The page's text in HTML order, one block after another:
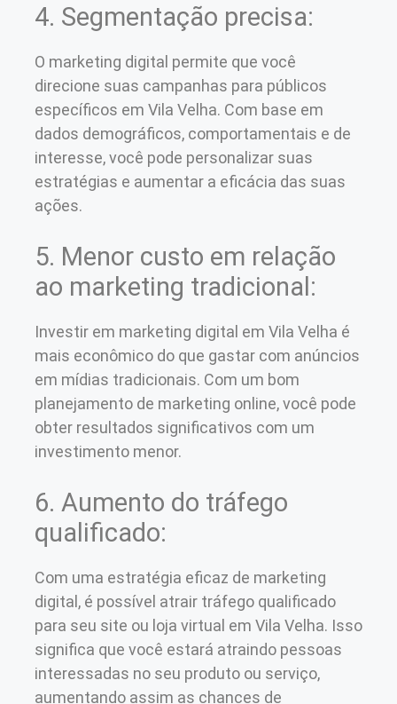
4. Segmentação precisa:
O marketing digital permite que você
direcione suas campanhas para públicos
específicos em Vila Velha. Com base em
dados demográficos, comportamentais e de
interesse, você pode personalizar suas
estratégias e aumentar a eficácia das suas
ações.
5. Menor custo em relação
ao marketing tradicional:
Investir em marketing digital em Vila Velha é
mais econômico do que gastar com anúncios
em mídias tradicionais. Com um bom
planejamento de marketing online, você pode
obter resultados significativos com um
investimento menor.
6. Aumento do tráfego
qualificado:
Com uma estratégia eficaz de marketing
digital, é possível atrair tráfego qualificado
para seu site ou loja virtual em Vila Velha. Isso
significa que você estará atraindo pessoas
interessadas no seu produto ou serviço,
aumentando assim as chances de